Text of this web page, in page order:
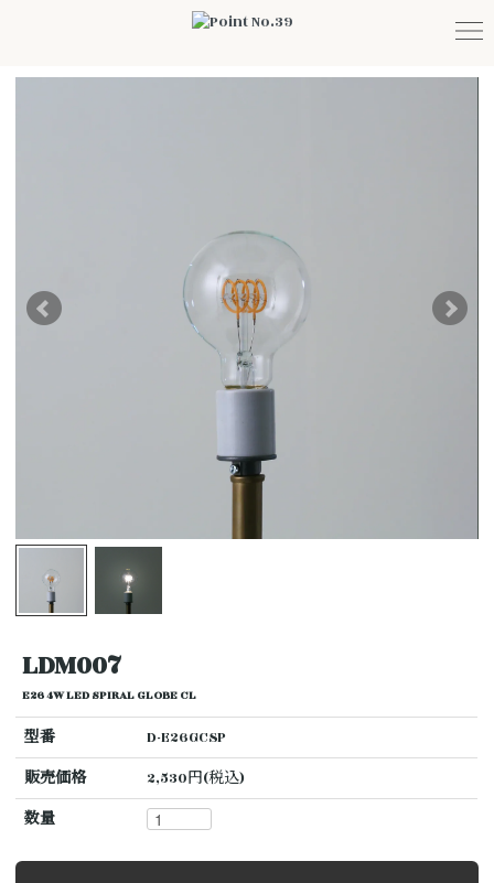
LDM007
E26 4W LED SPIRAL GLOBE CL
型番
D-E26GCSP
販売価格
2,530円(税込)
数量